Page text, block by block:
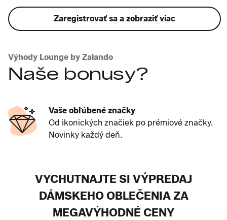
Zaregistrovať sa a zobraziť viac
Výhody Lounge by Zalando
Naše bonusy?
Vaše obľúbené značky
Od ikonických značiek po prémiové značky.
Novinky každý deň.
VYCHUTNAJTE SI VÝPREDAJ
DÁMSKEHO OBLEČENIA ZA
MEGAVÝHODNÉ CENY